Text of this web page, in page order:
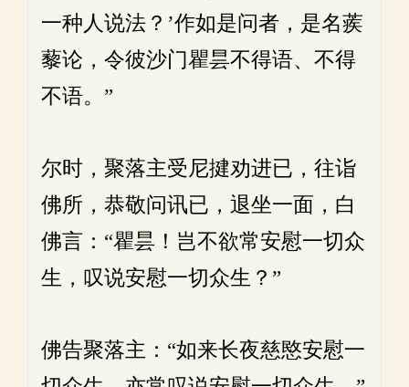
一种人说法？’作如是问者，是名蒺
藜论，令彼沙门瞿昙不得语、不得
不语。”
尔时，聚落主受尼揵劝进已，往诣
佛所，恭敬问讯已，退坐一面，白
佛言：“瞿昙！岂不欲常安慰一切众
生，叹说安慰一切众生？”
佛告聚落主：“如来长夜慈愍安慰一